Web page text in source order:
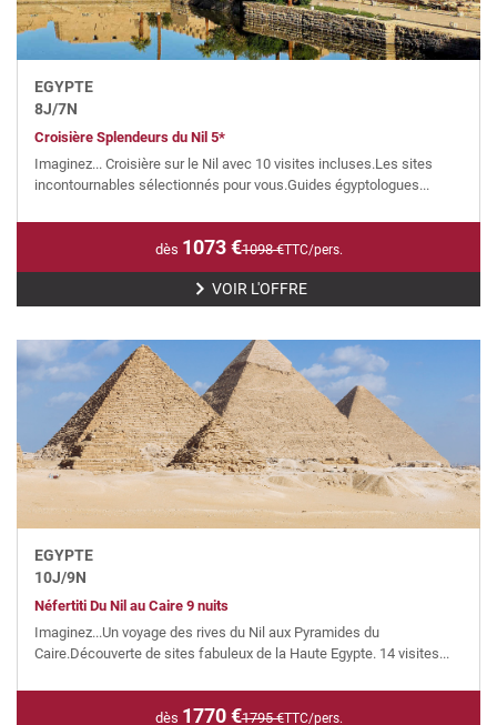
EGYPTE
8J/7N
Croisière Splendeurs du Nil 5*
Imaginez... Croisière sur le Nil avec 10 visites incluses.Les sites
incontournables sélectionnés pour vous.Guides égyptologues...
dès 1073€1098€TTC/pers.
VOIR L'OFFRE
EGYPTE
10J/9N
Néfertiti Du Nil au Caire 9 nuits
Imaginez...Un voyage des rives du Nil aux Pyramides du
Caire.Découverte de sites fabuleux de la Haute Egypte. 14 visites...
dès 1770€1795€TTC/pers.